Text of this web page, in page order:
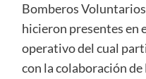
Bomberos
hicieron presentes en
operativo del cual
con la colaboración